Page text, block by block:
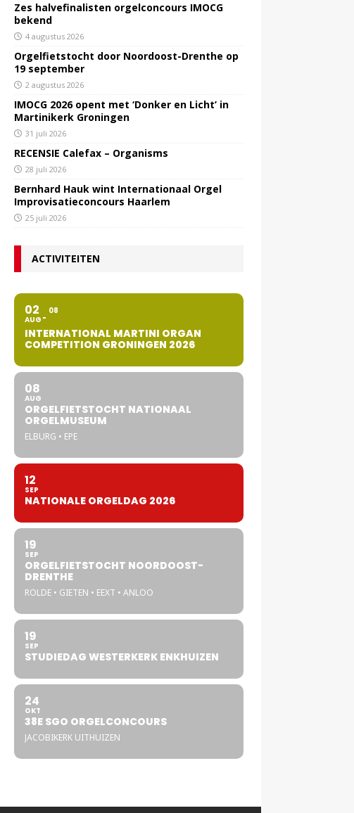
Zes halvefinalisten orgelconcours IMOCG
bekend
4 augustus 2026
Orgelfietstocht door Noordoost-Drenthe op
19 september
2 augustus 2026
IMOCG 2026 opent met ‘Donker en Licht’ in
Martinikerk Groningen
31 juli 2026
RECENSIE Calefax – Organisms
28 juli 2026
Bernhard Hauk wint Internationaal Orgel
Improvisatieconcours Haarlem
25 juli 2026
ACTIVITEITEN
02
AUG
08
INTERNATIONAL MARTINI ORGAN
COMPETITION GRONINGEN 2026
08
AUG
ORGELFIETSTOCHT NATIONAAL
ORGELMUSEUM
ELBURG • EPE
12
SEP
NATIONALE ORGELDAG 2026
19
SEP
ORGELFIETSTOCHT NOORDOOST-
DRENTHE
ROLDE • GIETEN • EEXT • ANLOO
19
SEP
STUDIEDAG WESTERKERK ENKHUIZEN
24
OKT
38E SGO ORGELCONCOURS
JACOBIKERK UITHUIZEN